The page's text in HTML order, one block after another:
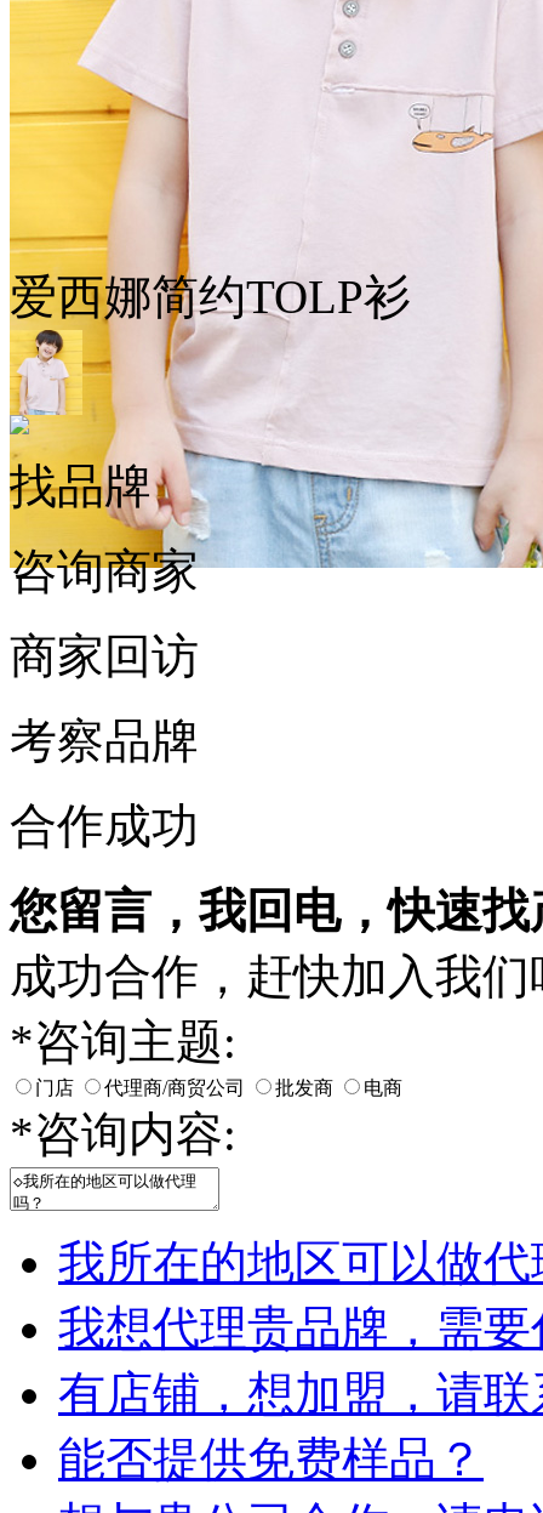
爱西娜简约TOLP衫
找品牌
咨询商家
商家回访
考察品牌
合作成功
您留言，我回电，快速找
成功合作，赶快加入我们
*咨询主题:
门店 代理商/商贸公司 批发商 电商
*咨询内容:
我所在的地区可以做
我想代理贵品牌，需
有店铺，想加盟，请
能否提供免费样品？